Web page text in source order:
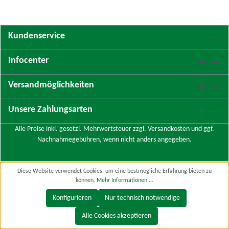
Kundenservice
Infocenter
Versandmöglichkeiten
Unsere Zahlungsarten
Alle Preise inkl. gesetzl. Mehrwertsteuer zzgl. Versandkosten und ggf.
Nachnahmegebühren, wenn nicht anders angegeben.
Diese Website verwendet Cookies, um eine bestmögliche Erfahrung bieten zu
können. Mehr Informationen ...
Nur technisch notwendige
Konfigurieren
Alle Cookies akzeptieren